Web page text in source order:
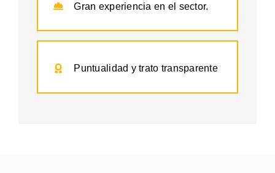
Gran experiencia en el sector.
Puntualidad y trato transparente